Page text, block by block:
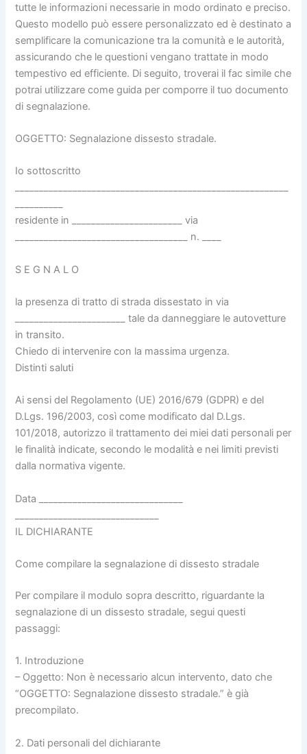
tutte le informazioni necessarie in modo ordinato e preciso.
Questo modello può essere personalizzato ed è destinato a
semplificare la comunicazione tra la comunità e le autorità,
assicurando che le questioni vengano trattate in modo
tempestivo ed efficiente. Di seguito, troverai il fac simile che
potrai utilizzare come guida per comporre il tuo documento
di segnalazione.
OGGETTO: Segnalazione dissesto stradale.
Io sottoscritto
residente in _______________________ via
____________________________________ n. ____
S E G N A L O
la presenza di tratto di strada dissestato in via
_______________________ tale da danneggiare le autovetture
in transito.
Chiedo di intervenire con la massima urgenza.
Distinti saluti
Ai sensi del Regolamento (UE) 2016/679 (GDPR) e del
D.Lgs. 196/2003, così come modificato dal D.Lgs.
101/2018, autorizzo il trattamento dei miei dati personali per
le finalità indicate, secondo le modalità e nei limiti previsti
dalla normativa vigente.
Data ______________________________
IL DICHIARANTE
Come compilare la segnalazione di dissesto stradale
Per compilare il modulo sopra descritto, riguardante la
segnalazione di un dissesto stradale, segui questi
passaggi:
1. Introduzione
– Oggetto: Non è necessario alcun intervento, dato che
“OGGETTO: Segnalazione dissesto stradale.” è già
precompilato.
2. Dati personali del dichiarante